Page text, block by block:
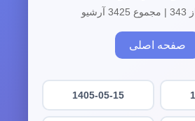
صفحه اصلی
1405-05-15